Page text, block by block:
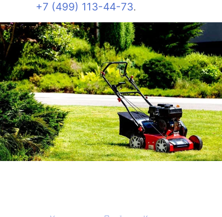
+7 (499) 113-44-73.